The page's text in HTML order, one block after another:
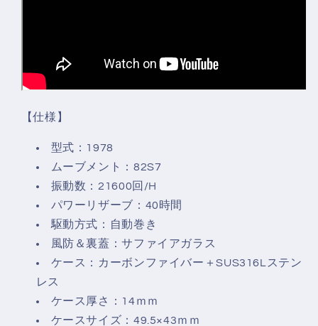
【仕様】
型式：1978
ムーブメント：82S7
振動数：21600回/H
パワーリザーブ：40時間
駆動方式：自動巻き
風防＆裏蓋：サファイアガラス
ケース：カーボンファイバー＋SUS316Lステン
レス
ケース厚さ：14ｍｍ
ケースサイズ：49.5×43ｍｍ